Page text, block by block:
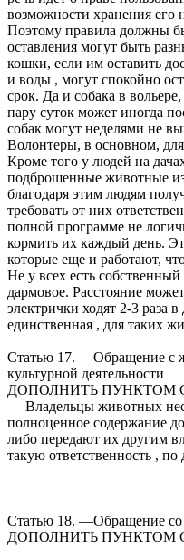
возможности хранения его
Поэтому правила должны
оставления могут быть
кошки, если им оставить
и воды , могут спокойно
срок. Да и собака в
пару суток может иногда
собак могут неделями не
Волонтеры, в основном,
Кроме того у людей на
подброшенные животные
благодаря этим людям
требовать от них
полной программе не
кормить их каждый день.
которые еще и работают,
Не у всех есть
дармовое. Расстояние
электрички ходят 2-3 раза
единственная , для таких
Статью 17. —Обращение с
культурной деятельности
ДОПОЛНИТЬ ПУНКТОМ
— Владельцы животных
полноценное содержание
либо передают их другим
такую ответственность , по
Статью 18. —Обращение
ДОПОЛНИТЬ ПУНКТОМ